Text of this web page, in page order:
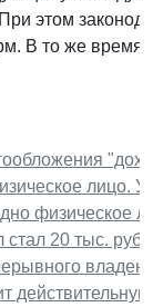
этом
В то же время
лицо.
физическое
стал 20 тыс.